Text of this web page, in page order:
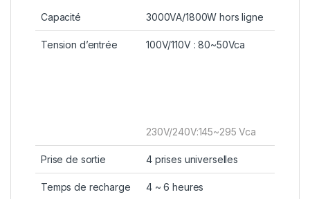
Capacité 3000VA/1800W hors ligne
Tension d’entrée 100V/110V : 80~50Vca
230V/240V:145~295 Vca
Prise de sortie 4 prises universelles
Temps de recharge 4 ~ 6 heures